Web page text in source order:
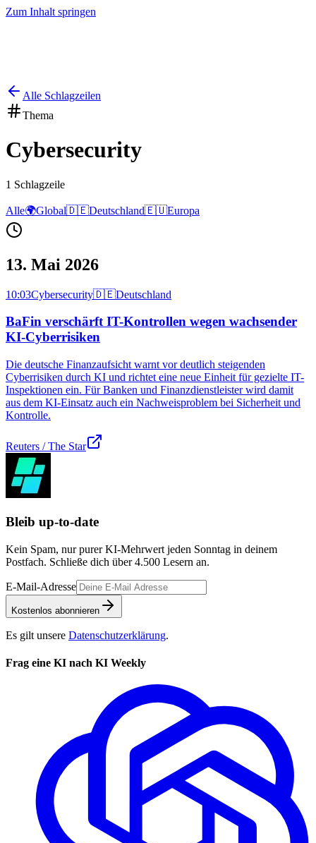
Zum Inhalt springen
Alle Schlagzeilen
Thema
Cybersecurity
1 Schlagzeile
Alle🌍Global🇩🇪Deutschland🇪🇺Europa
13. Mai 2026
10:03Cybersecurity🇩🇪Deutschland
BaFin verschärft IT-Kontrollen wegen wachsender
KI-Cyberrisiken
Die deutsche Finanzaufsicht warnt vor deutlich steigenden
Cyberrisiken durch KI und richtet eine neue Einheit für gezielte IT-
Inspektionen ein. Für Banken und Finanzdienstleister wird damit
aus dem KI-Einsatz auch ein Nachweisproblem bei Sicherheit und
Kontrolle.
Reuters / The Star
Bleib up-to-date
Kein Spam, nur purer KI-Mehrwert jeden Sonntag in deinem
Postfach. Schließe dich über4.500 Lesern an.
E-Mail-Adresse
Kostenlos abonnieren
Es gilt unsere Datenschutzerklärung.
Frag eine KI nach KI Weekly